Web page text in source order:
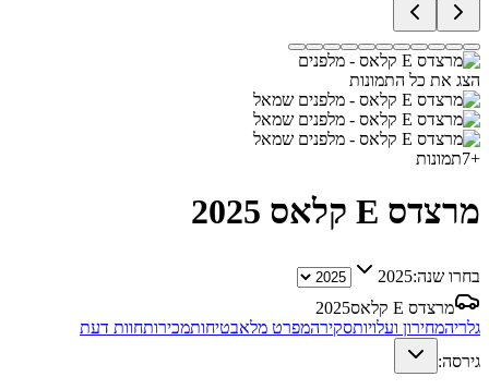
הצג את כל התמונות
+
7תמונות
מרצדס E קלאס 2025
בחרו שנה:2025
מרצדס E קלאס
2025
גלריהמחירון ועלויותסקירהמפרט מלאבטיחותמכירותחוות דעת
גירסה: